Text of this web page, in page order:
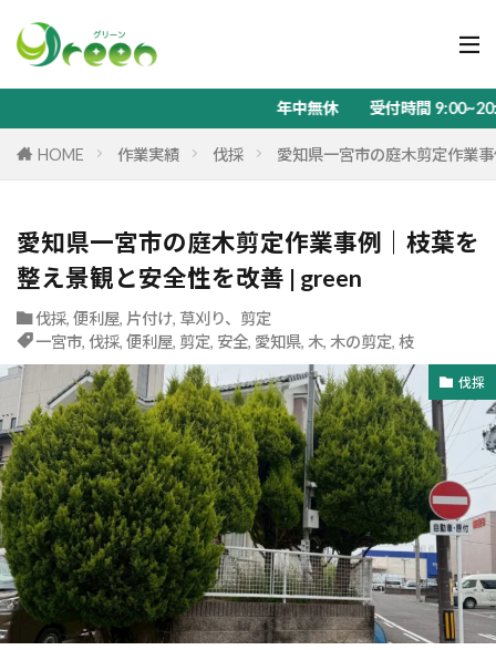
年中無休 受付時間 9:00~20:00 メールによる
HOME 作業実績 伐採 愛知県一宮市の庭木剪定作業
愛知県一宮市の庭木剪定作業事例｜枝葉を
整え景観と安全性を改善 | green
伐採, 便利屋, 片付け, 草刈り、剪定
一宮市, 伐採, 便利屋, 剪定, 安全, 愛知県, 木, 木の剪定, 枝
伐採